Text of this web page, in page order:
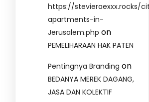
https://stevieraexxx.rocks/
apartments-in-
Jerusalem.php on
PEMELIHARAAN HAK PATEN
Pentingnya Branding on
BEDANYA MEREK DAGANG,
JASA DAN KOLEKTIF